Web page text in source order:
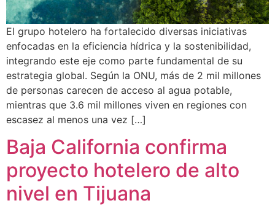
El grupo hotelero ha fortalecido diversas iniciativas
enfocadas en la eficiencia hídrica y la sostenibilidad,
integrando este eje como parte fundamental de su
estrategia global. Según la ONU, más de 2 mil millones
de personas carecen de acceso al agua potable,
mientras que 3.6 mil millones viven en regiones con
escasez al menos una vez […]
Baja California confirma
proyecto hotelero de alto
nivel en Tijuana